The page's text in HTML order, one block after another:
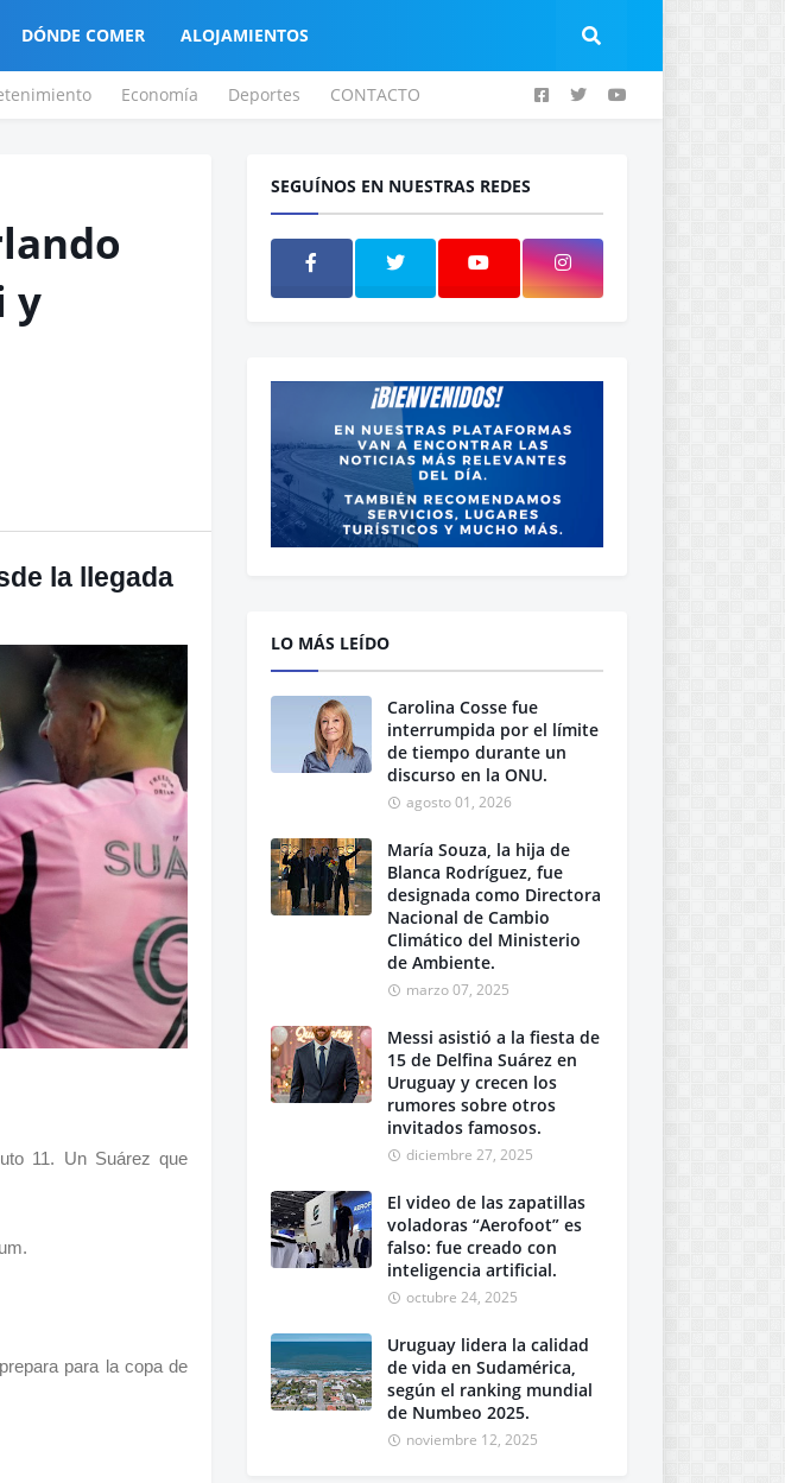
DÓNDE COMER ALOJAMIENTOS
Economía Deportes CONTACTO
y
la llegada
11. Un Suárez que
para la copa de
SEGUÍNOS EN NUESTRAS REDES
LO MÁS LEÍDO
Carolina Cosse fue
interrumpida por el límite
de tiempo durante un
discurso en la ONU.
agosto 01, 2026
María Souza, la hija de
Blanca Rodríguez, fue
designada como Directora
Nacional de Cambio
Climático del Ministerio
de Ambiente.
marzo 07, 2025
Messi asistió a la fiesta de
15 de Delfina Suárez en
Uruguay y crecen los
rumores sobre otros
invitados famosos.
diciembre 27, 2025
El video de las zapatillas
voladoras “Aerofoot” es
falso: fue creado con
inteligencia artificial.
octubre 24, 2025
Uruguay lidera la calidad
de vida en Sudamérica,
según el ranking mundial
de Numbeo 2025.
noviembre 12, 2025